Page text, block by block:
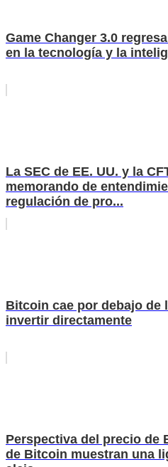
Game Changer 3.0
en la tecnología y la
La SEC de EE. UU. y la
memorando de
regulación de pro...
Bitcoin cae por debajo de
invertir directamente
Perspectiva del precio
de Bitcoin muestran una